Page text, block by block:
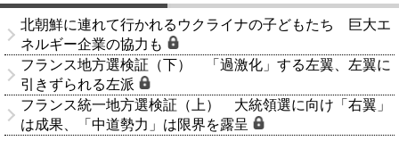
北朝鮮に連れて行かれるウクライナの子どもたち 巨大エ
ネルギー企業の協力も
フランス地方選検証（下） 「過激化」する左翼、左翼に
引きずられる左派
フランス統一地方選検証（上） 大統領選に向け「右翼」
は成果、「中道勢力」は限界を露呈